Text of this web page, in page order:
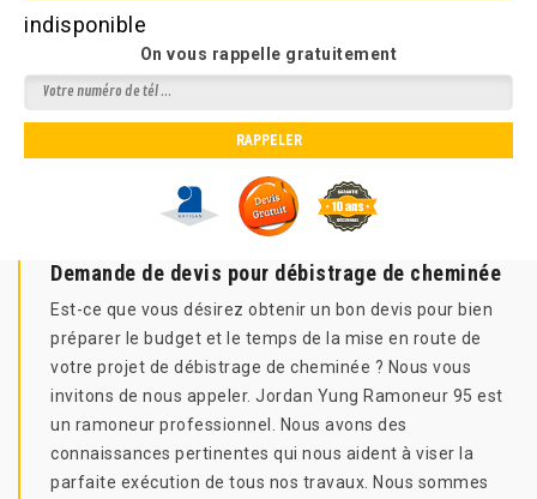
indisponible
On vous rappelle gratuitement
Demande de devis pour débistrage de cheminée
Est-ce que vous désirez obtenir un bon devis pour bien
préparer le budget et le temps de la mise en route de
votre projet de débistrage de cheminée ? Nous vous
invitons de nous appeler. Jordan Yung Ramoneur 95 est
un ramoneur professionnel. Nous avons des
connaissances pertinentes qui nous aident à viser la
parfaite exécution de tous nos travaux. Nous sommes